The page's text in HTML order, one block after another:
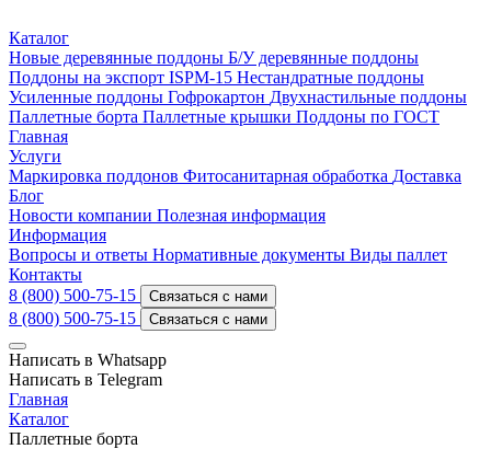
Каталог
Новые деревянные поддоны Б/У деревянные поддоны
Поддоны на экспорт ISPM-15 Нестандратные поддоны
Усиленные поддоны Гофрокартон Двухнастильные поддоны
Паллетные борта Паллетные крышки Поддоны по ГОСТ
Главная
Услуги
Маркировка поддонов Фитосанитарная обработка Доставка
Блог
Новости компании Полезная информация
Информация
Вопросы и ответы Нормативные документы Виды паллет
Контакты
8 (800) 500-75-15
Связаться с нами
8 (800) 500-75-15 Связаться с нами
Написать в Whatsapp
Написать в Telegram
Главная
Каталог
Паллетные борта